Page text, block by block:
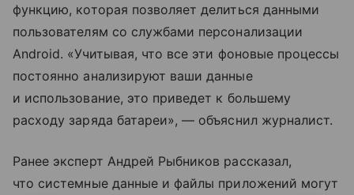
функцию, которая позволяет делиться данными
пользователям со службами персонализации
Android. «Учитывая, что все эти фоновые процессы
постоянно анализируют ваши данные
и использование, это приведет к большему
расходу заряда батареи», — объяснил журналист.
Ранее эксперт Андрей Рыбников рассказал,
что системные данные и файлы приложений могут